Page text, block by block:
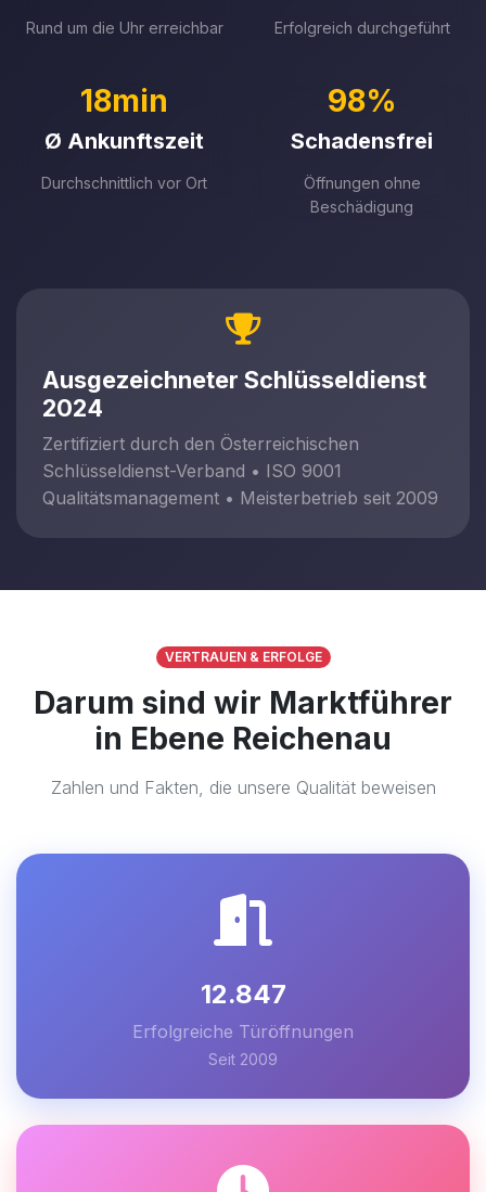
Rund um die Uhr erreichbar Erfolgreich durchgeführt
18min
Ø Ankunftszeit
Durchschnittlich vor Ort
98%
Schadensfrei
Öffnungen ohne
Beschädigung
Ausgezeichneter Schlüsseldienst
2024
Zertifiziert durch den Österreichischen
Schlüsseldienst-Verband • ISO 9001
Qualitätsmanagement • Meisterbetrieb seit 2009
VERTRAUEN & ERFOLGE
Darum sind wir Marktführer
in Ebene Reichenau
Zahlen und Fakten, die unsere Qualität beweisen
12.847
Erfolgreiche Türöffnungen
Seit 2009